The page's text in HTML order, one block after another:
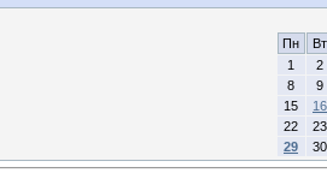
Пн
Вт
1
2
8
9
15
16
22
23
29
30